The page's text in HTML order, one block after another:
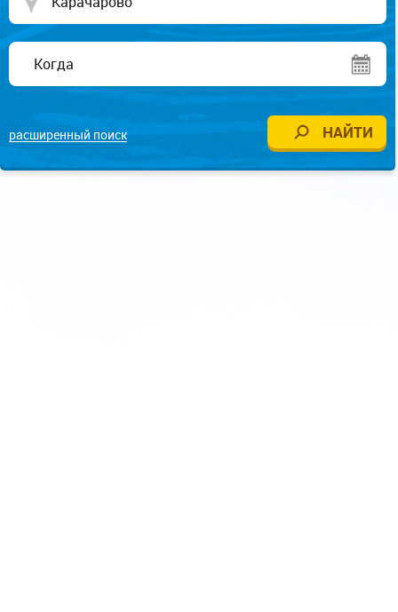
расширенный поиск